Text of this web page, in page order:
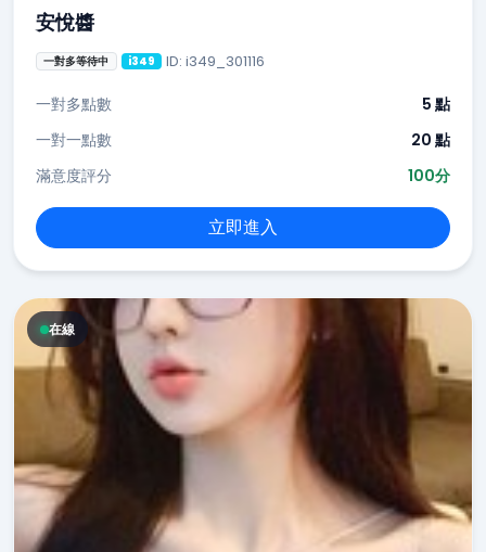
安悅醬
一對多等待中 i349 ID: i349_301116
一對多點數
5 點
一對一點數
20 點
滿意度評分
100分
立即進入
在線